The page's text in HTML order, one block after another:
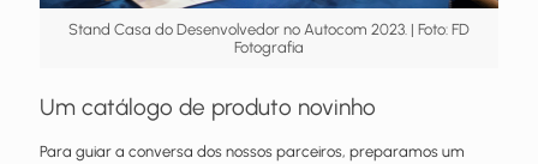
Stand Casa do Desenvolvedor no Autocom 2023. | Foto: FD
Fotografia
Um catálogo de produto novinho
Para guiar a conversa dos nossos parceiros, preparamos um